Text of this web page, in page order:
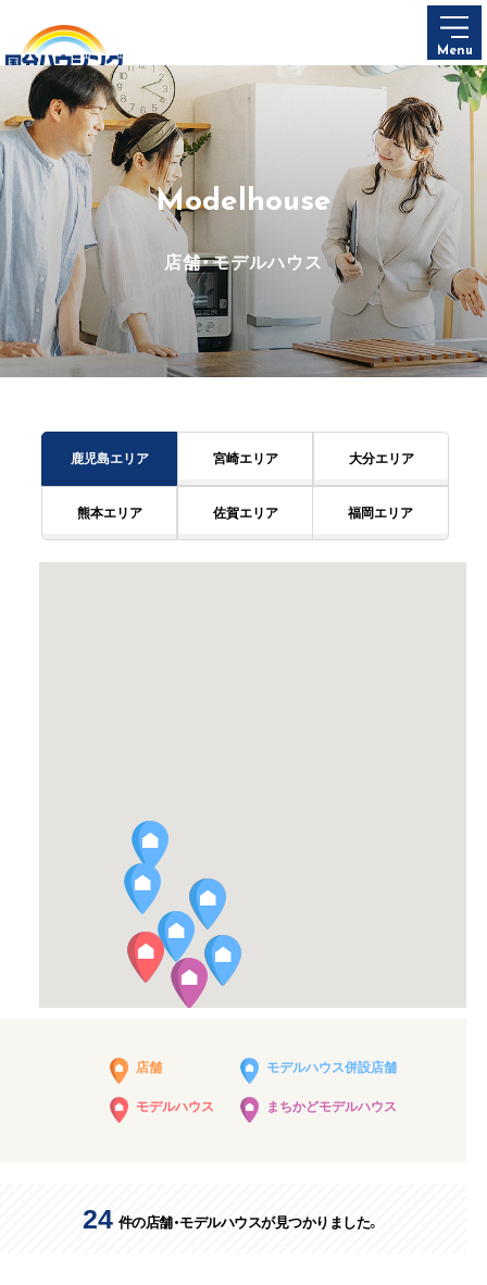
Menu
Modelhouse
店舗・モデルハウス
鹿児島エリア 宮崎エリア 大分エリア
熊本エリア 佐賀エリア 福岡エリア
店舗 モデルハウス併設店舗
モデルハウス まちかどモデルハウス
24 件の店舗・モデルハウスが見つかりました。